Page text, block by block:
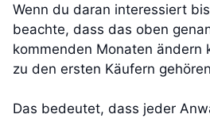
Wenn du daran interessiert
beachte, dass das oben
kommenden Monaten ändern
zu den ersten Käufern
Das bedeutet, dass jeder